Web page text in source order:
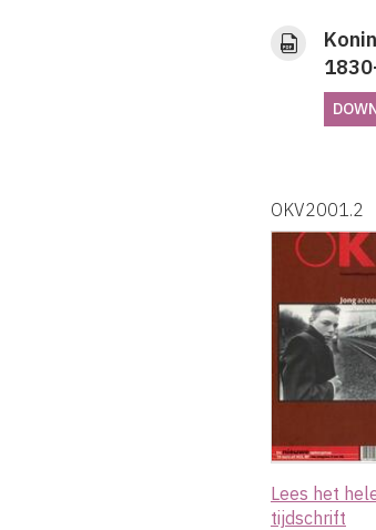
OKV2001.2
Lees het
tijdschrift